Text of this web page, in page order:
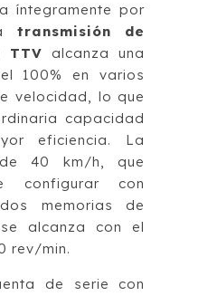
íntegramente por
transmisión de
TTV alcanza una
100% en varios
velocidad, lo que
capacidad
eficiencia. La
40 km/h, que
configurar con
memorias de
alcanza con el
rev/min.
de serie con